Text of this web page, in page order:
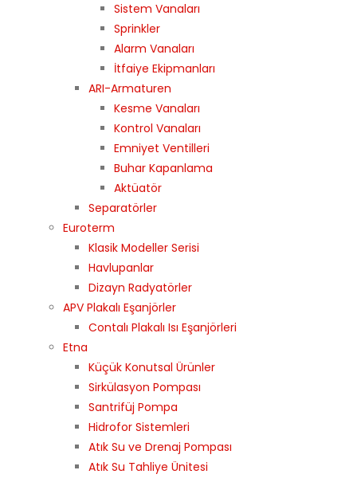
Sistem Vanaları
Sprinkler
Alarm Vanaları
İtfaiye Ekipmanları
ARI-Armaturen
Kesme Vanaları
Kontrol Vanaları
Emniyet Ventilleri
Buhar Kapanlama
Aktüatör
Separatörler
Euroterm
Klasik Modeller Serisi
Havlupanlar
Dizayn Radyatörler
APV Plakalı Eşanjörler
Contalı Plakalı Isı Eşanjörleri
Etna
Küçük Konutsal Ürünler
Sirkülasyon Pompası
Santrifüj Pompa
Hidrofor Sistemleri
Atık Su ve Drenaj Pompası
Atık Su Tahliye Ünitesi